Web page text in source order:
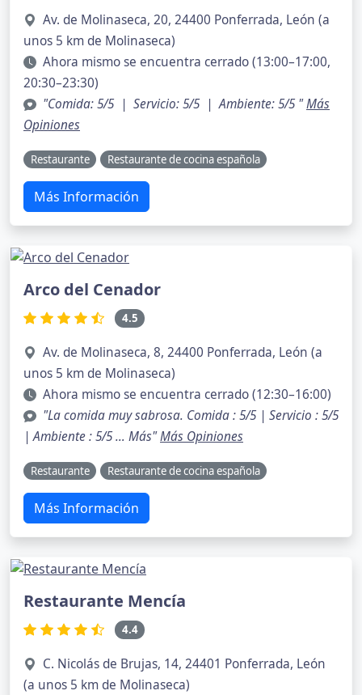
Av. de Molinaseca, 20, 24400 Ponferrada, León (a
unos 5 km de Molinaseca)
Ahora mismo se encuentra cerrado (13:00–17:00,
20:30–23:30)
"Comida: 5/5 | Servicio: 5/5 | Ambiente: 5/5 "Más
Opiniones
Restaurante Restaurante de cocina española
Más Información
Arco del Cenador
4.5
Av. de Molinaseca, 8, 24400 Ponferrada, León (a
unos 5 km de Molinaseca)
Ahora mismo se encuentra cerrado (12:30–16:00)
"La comida muy sabrosa. Comida : 5/5 | Servicio : 5/5
| Ambiente : 5/5 … Más"Más Opiniones
Restaurante Restaurante de cocina española
Más Información
Restaurante Mencía
4.4
C. Nicolás de Brujas, 14, 24401 Ponferrada, León
(a unos 5 km de Molinaseca)